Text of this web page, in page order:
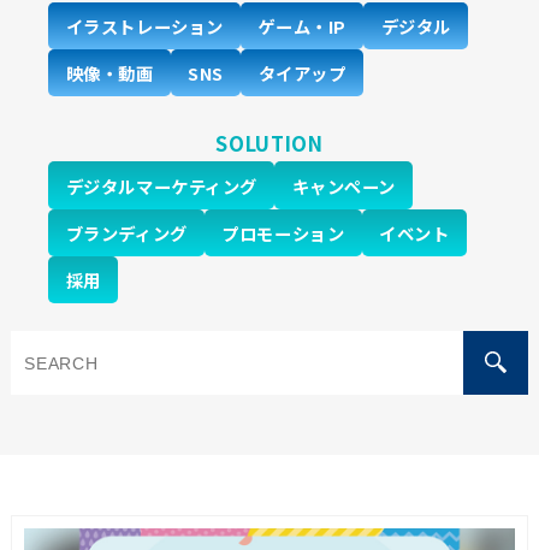
イラストレーション ゲーム・IP
デジタル
映像・動画
SNS タイアップ
SOLUTION
デジタルマーケティング
キャンペーン
ブランディング
プロモーション
イベント
採用